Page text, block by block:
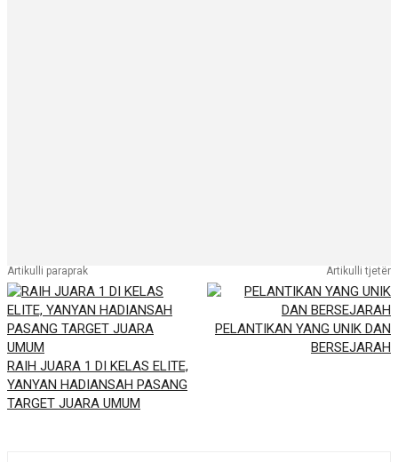
Artikulli paraprak
RAIH JUARA 1 DI KELAS ELITE,
YANYAN HADIANSAH PASANG
TARGET JUARA UMUM
Artikulli tjetër
PELANTIKAN YANG UNIK DAN
BERSEJARAH